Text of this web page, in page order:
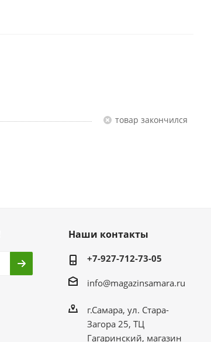
Товар закончился
Наши контакты
+7-927-712-73-05
info@magazinsamara.ru
г.Самара, ул. Стара-
Загора 25, ТЦ
Гагаринский, магазин